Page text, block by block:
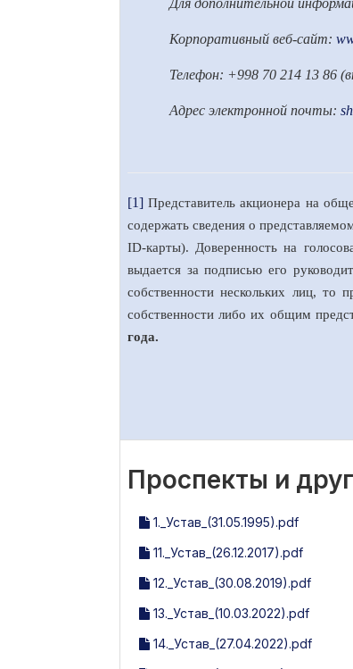
Для дополнительной
Корпоративный веб-сайт:
Телефон: +998 70 214 13 86
Адрес электронной почты:
[1] Представитель акционера на
содержать сведения о
ID-карты). Доверенность на
выдается за подписью его
собственности нескольких лиц,
собственности либо их общим
года.
Проспекты и
1._Устав_(31.05.1995).pdf
11._Устав_(26.12.2017).pdf
12._Устав_(30.08.2019).pdf
13._Устав_(10.03.2022).pdf
14._Устав_(27.04.2022).pdf